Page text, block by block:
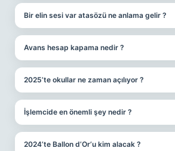
Bir elin sesi var atasözü ne anlama gelir ?
Avans hesap kapama nedir ?
2025’te okullar ne zaman açılıyor ?
İşlemcide en önemli şey nedir ?
2024’te Ballon d’Or’u kim alacak ?